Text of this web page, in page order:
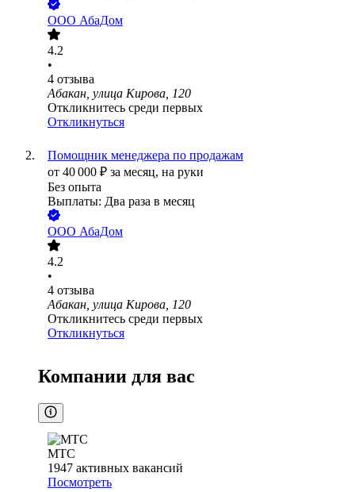
ООО АбаДом
4.2
•
4 отзыва
Абакан, улица Кирова, 120
Откликнитесь среди первых
Откликнуться
Помощник менеджера по продажам
от 40 000 ₽ за месяц, на руки
Без опыта
Выплаты: Два раза в месяц
ООО АбаДом
4.2
•
4 отзыва
Абакан, улица Кирова, 120
Откликнитесь среди первых
Откликнуться
Компании для вас
МТС
1947 активных вакансий
Посмотреть